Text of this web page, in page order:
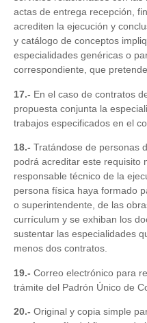
actas de entrega recepción,
acrediten la ejecución y
y catálogo de conceptos
especialidades genéricas o
correspondiente, que
17.- En el caso de contratos
propuesta conjunta la
trabajos especificados en el
18.- Tratándose de personas
podrá acreditar este requisito
responsable técnico de la
persona física haya formado
o superintendente, de las
currículum y se exhiban los
sustentar las especialidades
menos dos contratos.
19.- Correo electrónico para
trámite del Padrón Único de
20.- Original y copia simple